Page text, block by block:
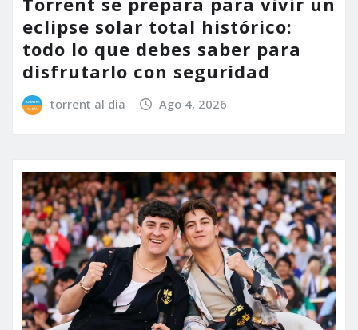
eclipse solar total histórico:
todo lo que debes saber para
disfrutarlo con seguridad
torrent al dia Ago 4, 2026